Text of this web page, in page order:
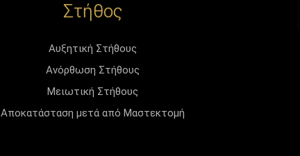
Στήθος
Αυξητική Στήθους
Ανόρθωση Στήθους
Μειωτική Στήθους
Αποκατάσταση μετά από Μαστεκτομή